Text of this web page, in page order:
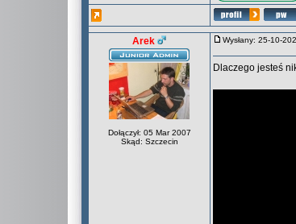
Arek
Dołączył: 05 Mar 2007
Skąd: Szczecin
Wysłany: 25-10-
Dlaczego jesteś